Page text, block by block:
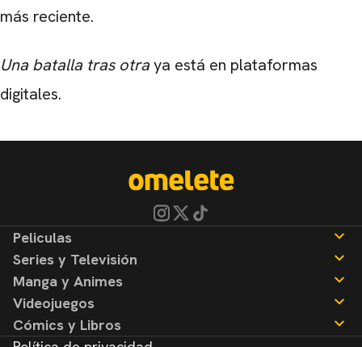
más reciente.
Una batalla tras otraya está en plataformas
digitales.
Peliculas
Noticias
Reseñas
Series y Televisión
Noticias
Reseñas
Manga y Animes
Noticias
Reseñas
Videojuegos
Noticias
Cómics y Libros